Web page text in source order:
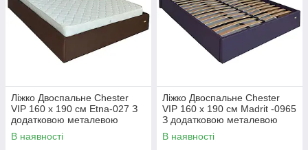
Ліжко Двоспальне Chester
VIP 160 х 190 см Etna-027 З
додатковою металевою
цільнозварною рамою
Коричневий
В наявності
Ліжко Двоспальне Chester
VIP 160 х 190 см Madrit -0965
З додатковою металевою
цільнозварною рамою
Фіолетовий
В наявності